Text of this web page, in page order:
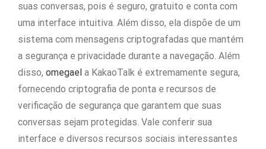
suas conversas, pois é seguro, gratuito e conta com
uma interface intuitiva. Além disso, ela dispõe de um
sistema com mensagens criptografadas que mantém
a segurança e privacidade durante a navegação. Além
disso, omegael a KakaoTalk é extremamente segura,
fornecendo criptografia de ponta e recursos de
verificação de segurança que garantem que suas
conversas sejam protegidas. Vale conferir sua
interface e diversos recursos sociais interessantes